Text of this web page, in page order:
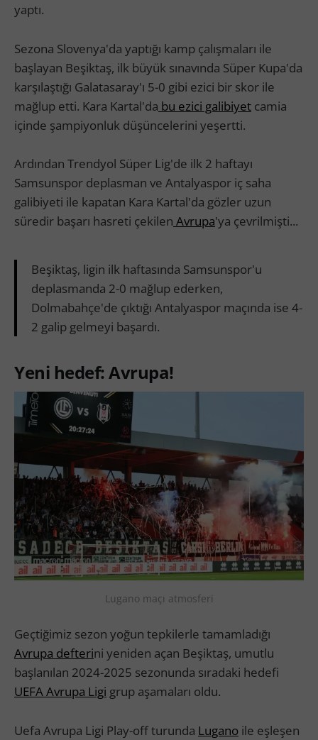
yaptı.
Sezona Slovenya'da yaptığı kamp çalışmaları ile
başlayan Beşiktaş, ilk büyük sınavında Süper Kupa'da
karşılaştığı Galatasaray'ı 5-0 gibi ezici bir skor ile
mağlup etti. Kara Kartal'da bu ezici galibiyet camia
içinde şampiyonluk düşüncelerini yeşertti.
Ardından Trendyol Süper Lig'de ilk 2 haftayı
Samsunspor deplasman ve Antalyaspor iç saha
galibiyeti ile kapatan Kara Kartal'da gözler uzun
süredir başarı hasreti çekilen Avrupa'ya çevrilmişti...
Beşiktaş, ligin ilk haftasında Samsunspor'u
deplasmanda 2-0 mağlup ederken,
Dolmabahçe'de çıktığı Antalyaspor maçında ise 4-
2 galip gelmeyi başardı.
Yeni hedef: Avrupa!
Lugano maçı atmosferi
Geçtiğimiz sezon yoğun tepkilerle tamamladığı
Avrupa defterini yeniden açan Beşiktaş, umutlu
başlanılan 2024-2025 sezonunda sıradaki hedefi
UEFA Avrupa Ligi grup aşamaları oldu.
Uefa Avrupa Ligi Play-off turunda Lugano ile eşleşen